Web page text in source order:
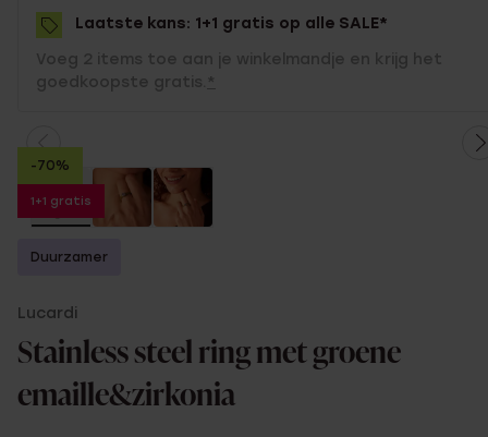
are
here:
Laatste kans: 1+1 gratis op alle SALE*
Voeg 2 items toe aan je winkelmandje en krijg het
goedkoopste gratis. *
-70%
1+1 gratis
Duurzamer
Lucardi
Stainless steel ring met groene
emaille&zirkonia